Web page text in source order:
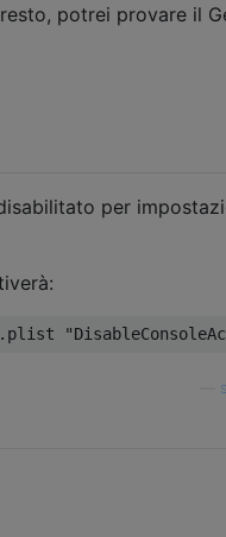
potrei provare il
per
plist